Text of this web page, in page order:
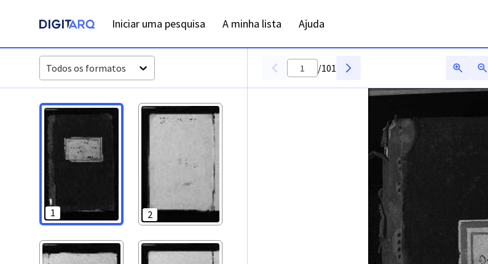
Iniciar uma pesquisa A minha lista Ajuda
Todos os formatos
1 2
/101